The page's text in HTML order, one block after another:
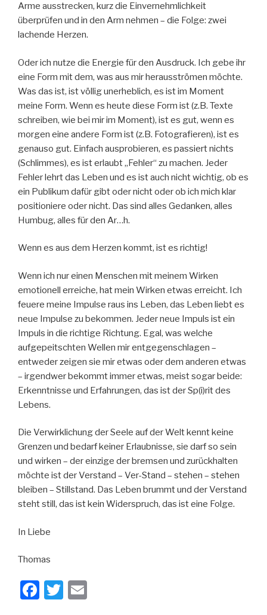
Arme ausstrecken, kurz die Einvernehmlichkeit
überprüfen und in den Arm nehmen – die Folge: zwei
lachende Herzen.
Oder ich nutze die Energie für den Ausdruck. Ich gebe ihr
eine Form mit dem, was aus mir herausströmen möchte.
Was das ist, ist völlig unerheblich, es ist im Moment
meine Form. Wenn es heute diese Form ist (z.B. Texte
schreiben, wie bei mir im Moment), ist es gut, wenn es
morgen eine andere Form ist (z.B. Fotografieren), ist es
genauso gut. Einfach ausprobieren, es passiert nichts
(Schlimmes), es ist erlaubt „Fehler“ zu machen. Jeder
Fehler lehrt das Leben und es ist auch nicht wichtig, ob es
ein Publikum dafür gibt oder nicht oder ob ich mich klar
positioniere oder nicht. Das sind alles Gedanken, alles
Humbug, alles für den Ar…h.
Wenn es aus dem Herzen kommt, ist es richtig!
Wenn ich nur einen Menschen mit meinem Wirken
emotionell erreiche, hat mein Wirken etwas erreicht. Ich
feuere meine Impulse raus ins Leben, das Leben liebt es
neue Impulse zu bekommen. Jeder neue Impuls ist ein
Impuls in die richtige Richtung. Egal, was welche
aufgepeitschten Wellen mir entgegenschlagen –
entweder zeigen sie mir etwas oder dem anderen etwas
– irgendwer bekommt immer etwas, meist sogar beide:
Erkenntnisse und Erfahrungen, das ist der Sp(i)rit des
Lebens.
Die Verwirklichung der Seele auf der Welt kennt keine
Grenzen und bedarf keiner Erlaubnisse, sie darf so sein
und wirken – der einzige der bremsen und zurückhalten
möchte ist der Verstand – Ver-Stand – stehen – stehen
bleiben – Stillstand. Das Leben brummt und der Verstand
steht still, das ist kein Widerspruch, das ist eine Folge.
In Liebe
Thomas
F
T